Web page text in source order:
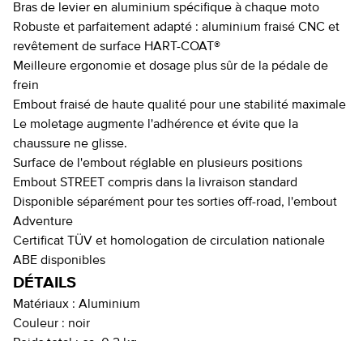
Bras de levier en aluminium spécifique à chaque moto
Robuste et parfaitement adapté : aluminium fraisé CNC et
revêtement de surface HART-COAT®
Meilleure ergonomie et dosage plus sûr de la pédale de
frein
Embout fraisé de haute qualité pour une stabilité maximale
Le moletage augmente l'adhérence et évite que la
chaussure ne glisse.
Surface de l'embout réglable en plusieurs positions
Embout STREET compris dans la livraison standard
Disponible séparément pour tes sorties off-road, l'embout
Adventure
Certificat TÜV et homologation de circulation nationale
ABE disponibles
DÉTAILS
Matériaux : Aluminium
Couleur : noir